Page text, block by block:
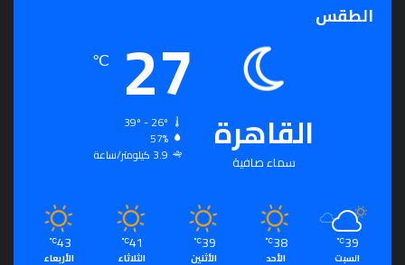
الطقس
القاهرة
سماء صافية
27
℃
57%
3.9 كيلومتر/ساعة
39
℃
السبت
38
℃
الأحد
39
℃
الأثنين
41
℃
الثلاثاء
43
℃
الأربعاء